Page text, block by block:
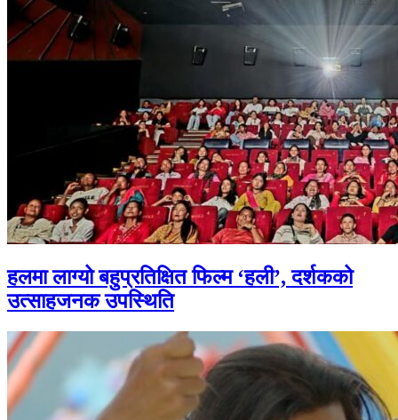
हलमा लाग्यो बहुप्रतिक्षित फिल्म ‘हली’, दर्शकको
उत्साहजनक उपस्थिति